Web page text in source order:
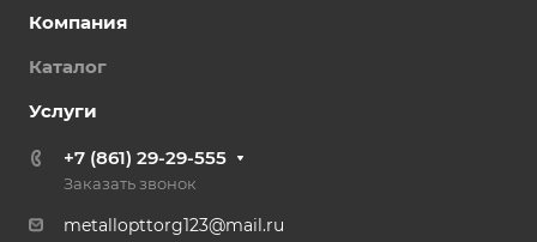
Компания
Каталог
Услуги
+7 (861) 29-29-555
Заказать звонок
metallopttorg123@mail.ru